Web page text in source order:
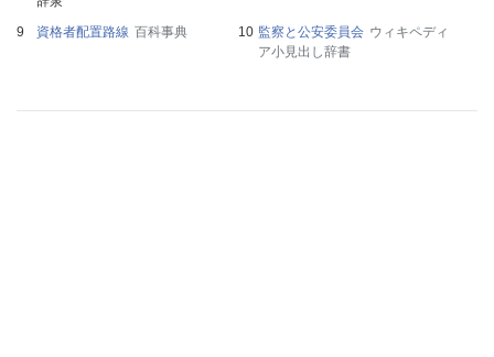
資格者配置路線 百科事典 監察と公安委員会 ウィキペディ
ア小見出し辞書